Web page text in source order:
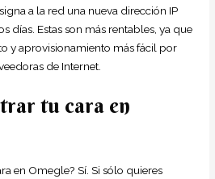
a la red una nueva dirección IP
días. Estas son más rentables, ya que
y aprovisionamiento más fácil por
de Internet.
tu cara en
en Omegle? Sí. Si sólo quieres